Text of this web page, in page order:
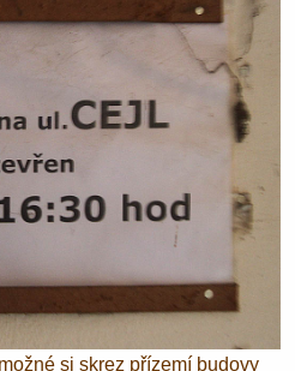
si skrez přízemí budovy